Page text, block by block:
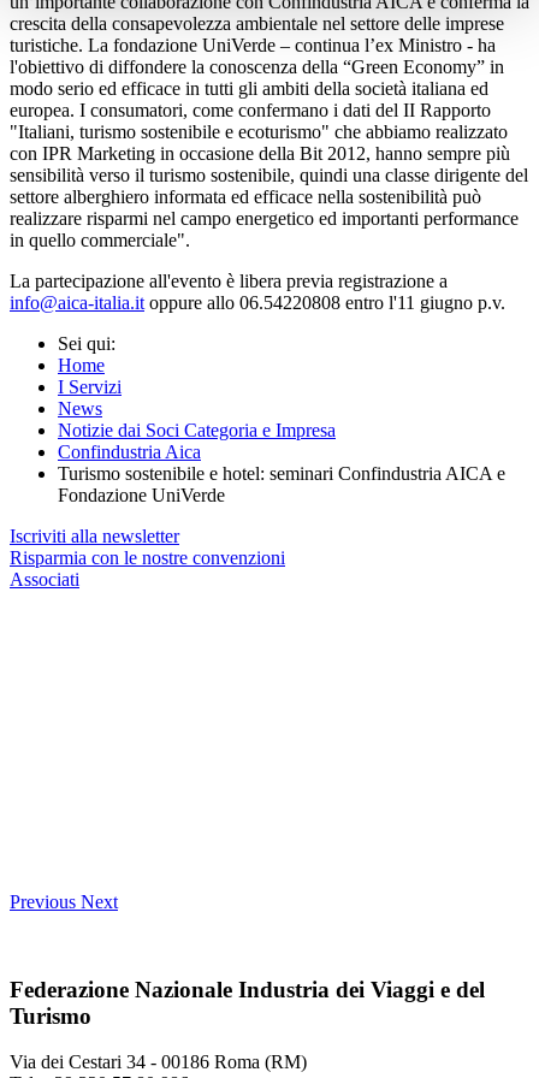
crescita della consapevolezza ambientale nel settore delle imprese
turistiche. La fondazione UniVerde – continua l’ex Ministro - ha
l'obiettivo di diffondere la conoscenza della “Green Economy” in
modo serio ed efficace in tutti gli ambiti della società italiana ed
europea. I consumatori, come confermano i dati del II Rapporto
"Italiani, turismo sostenibile e ecoturismo" che abbiamo realizzato
con IPR Marketing in occasione della Bit 2012, hanno sempre più
sensibilità verso il turismo sostenibile, quindi una classe dirigente del
settore alberghiero informata ed efficace nella sostenibilità può
realizzare risparmi nel campo energetico ed importanti performance
in quello commerciale".
La partecipazione all'evento è libera previa registrazione a
info@aica-italia.it oppure allo 06.54220808 entro l'11 giugno p.v.
Sei qui:
Home
I Servizi
News
Notizie dai Soci Categoria e Impresa
Confindustria Aica
Turismo sostenibile e hotel: seminari Confindustria AICA e
Fondazione UniVerde
Iscriviti alla newsletter
Risparmia con le nostre convenzioni
Associati
Previous Next
Federazione Nazionale Industria dei Viaggi e del
Turismo
Via dei Cestari 34 - 00186 Roma (RM)